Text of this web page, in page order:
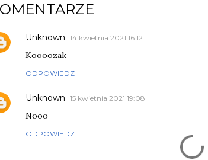
Unknown 14 kwietnia 2021 16:12
Koooozak
ODPOWIEDZ
Unknown 15 kwietnia 2021 19:08
Nooo
ODPOWIEDZ